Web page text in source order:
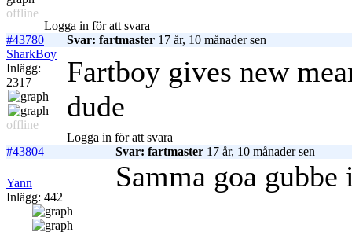
offline
Logga in för att svara
#43780
Svar: fartmaster 17 år, 10 månader sen
SharkBoy
Inlägg:
2317
offline
Fartboy gives new
dude
Logga in för att svara
#43804
Svar: fartmaster 17 år, 10 månader sen
Yann
Inlägg: 442
Samma goa